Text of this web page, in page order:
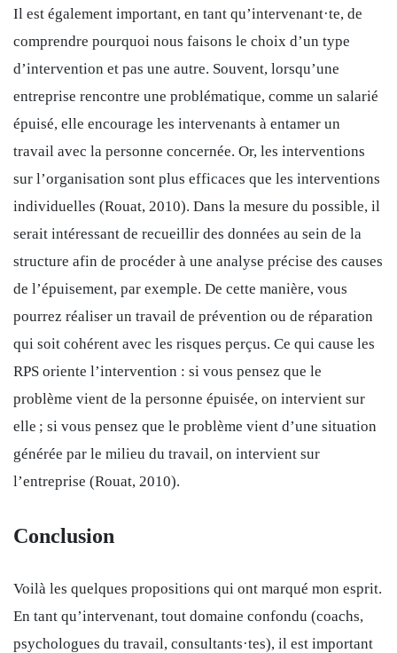
Il est également important, en tant qu’intervenant·te, de
comprendre pourquoi nous faisons le choix d’un type
d’intervention et pas une autre. Souvent, lorsqu’une
entreprise rencontre une problématique, comme un salarié
épuisé, elle encourage les intervenants à entamer un
travail avec la personne concernée. Or, les interventions
sur l’organisation sont plus efficaces que les interventions
individuelles (Rouat, 2010). Dans la mesure du possible, il
serait intéressant de recueillir des données au sein de la
structure afin de procéder à une analyse précise des causes
de l’épuisement, par exemple. De cette manière, vous
pourrez réaliser un travail de prévention ou de réparation
qui soit cohérent avec les risques perçus. Ce qui cause les
RPS oriente l’intervention : si vous pensez que le
problème vient de la personne épuisée, on intervient sur
elle ; si vous pensez que le problème vient d’une situation
générée par le milieu du travail, on intervient sur
l’entreprise (Rouat, 2010).
Conclusion
Voilà les quelques propositions qui ont marqué mon esprit.
En tant qu’intervenant, tout domaine confondu (coachs,
psychologues du travail, consultants·tes), il est important